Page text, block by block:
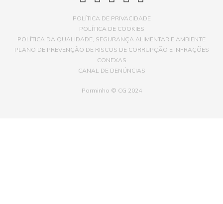
POLÍTICA DE PRIVACIDADE
POLÍTICA DE COOKIES
POLÍTICA DA QUALIDADE, SEGURANÇA ALIMENTAR E AMBIENTE
PLANO DE PREVENÇÃO DE RISCOS DE CORRUPÇÃO E INFRAÇÕES
CONEXAS
CANAL DE DENÚNCIAS
Porminho © CG 2024